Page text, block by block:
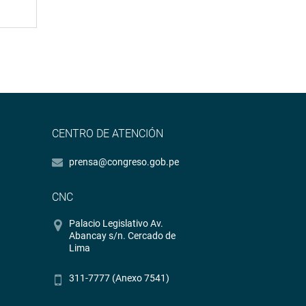
CENTRO DE ATENCIÓN
prensa@congreso.gob.pe
CNC
Palacio Legislativo Av.
Abancay s/n. Cercado de
Lima
311-7777 (Anexo 7541)